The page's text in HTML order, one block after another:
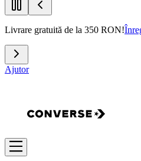
Livrare gratuită de la 350 RON!
Ajutor